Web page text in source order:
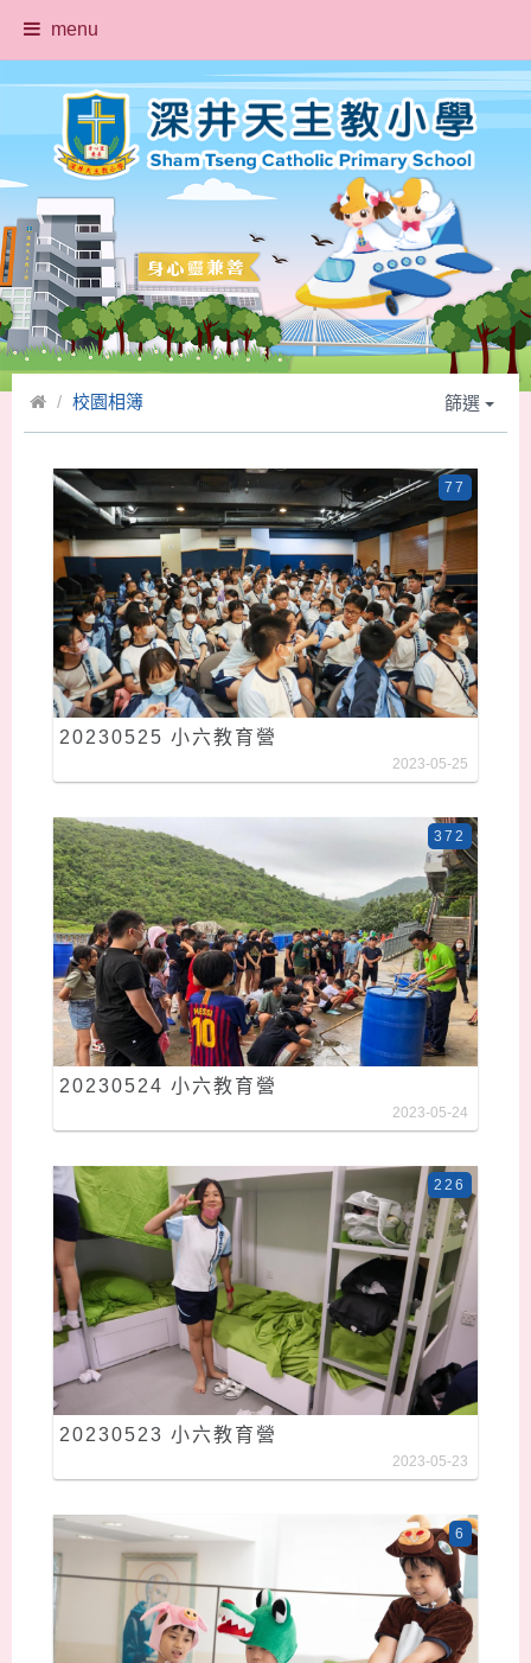
menu
校園相簿 篩選
20230525 小六教育營
77
2023-05-25
20230524 小六教育營
372
2023-05-24
20230523 小六教育營
226
2023-05-23
6